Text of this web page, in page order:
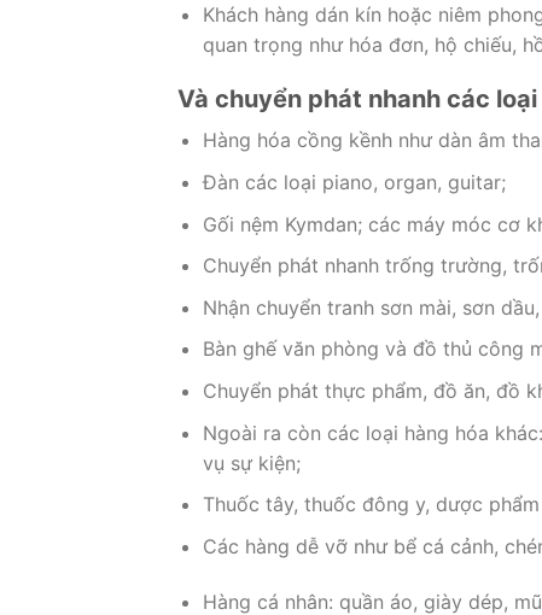
Khách hàng dán kín hoặc niêm
quan trọng như hóa đơn, hộ chiếu,
Và chuyển phát nhanh các
Hàng hóa cồng kềnh như dàn âm
Đàn các loại piano, organ, guitar;
Gối nệm Kymdan; các máy móc cơ
Chuyển phát nhanh trống trường,
Nhận chuyển tranh sơn mài, sơn
Bàn ghế văn phòng và đồ thủ công
Chuyển phát thực phẩm, đồ ăn, đồ
Ngoài ra còn các loại hàng hóa
vụ sự kiện;
Thuốc tây, thuốc đông y, dược
Các hàng dễ vỡ như bể cá cảnh,
Hàng cá nhân: quần áo, giày dép,